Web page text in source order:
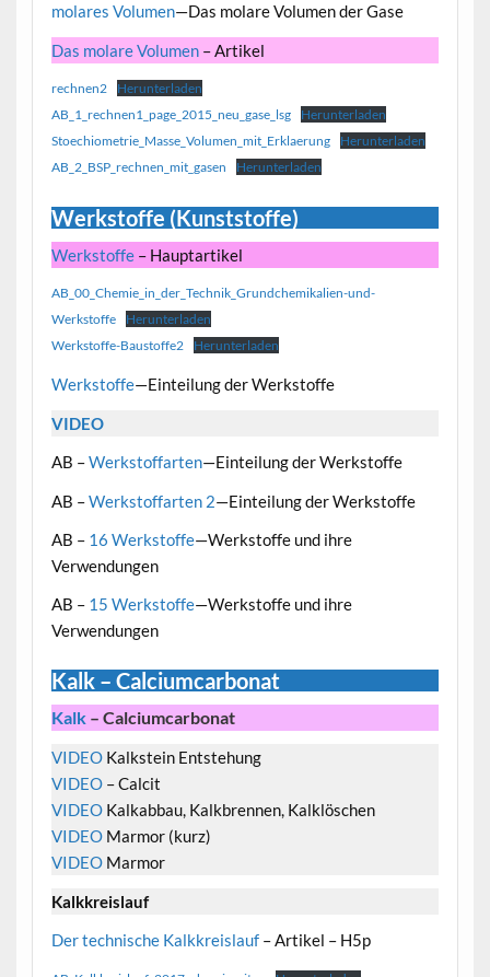
molares Volumen—Das molare Volumen der Gase
Das molare Volumen – Artikel
rechnen2
Herunterladen
AB_1_rechnen1_page_2015_neu_gase_lsg
Herunterladen
Stoechiometrie_Masse_Volumen_mit_Erklaerung
Herunterladen
AB_2_BSP_rechnen_mit_gasen
Herunterladen
Werkstoffe (Kunststoffe)
Werkstoffe– Hauptartikel
AB_00_Chemie_in_der_Technik_Grundchemikalien-und-
Werkstoffe
Herunterladen
Werkstoffe-Baustoffe2
Herunterladen
Werkstoffe—Einteilung der Werkstoffe
VIDEO
AB –Werkstoffarten—Einteilung der Werkstoffe
AB –Werkstoffarten 2—Einteilung der Werkstoffe
AB – 16 Werkstoffe—Werkstoffe und ihre
Verwendungen
AB – 15 Werkstoffe—Werkstoffe und ihre
Verwendungen
Kalk – Calciumcarbonat
Kalk– Calciumcarbonat
VIDEOKalkstein Entstehung
VIDEO– Calcit
VIDEOKalkabbau, Kalkbrennen, Kalklöschen
VIDEO Marmor (kurz)
VIDEOMarmor
Kalkkreislauf
Der technische Kalkkreislauf – Artikel – H5p